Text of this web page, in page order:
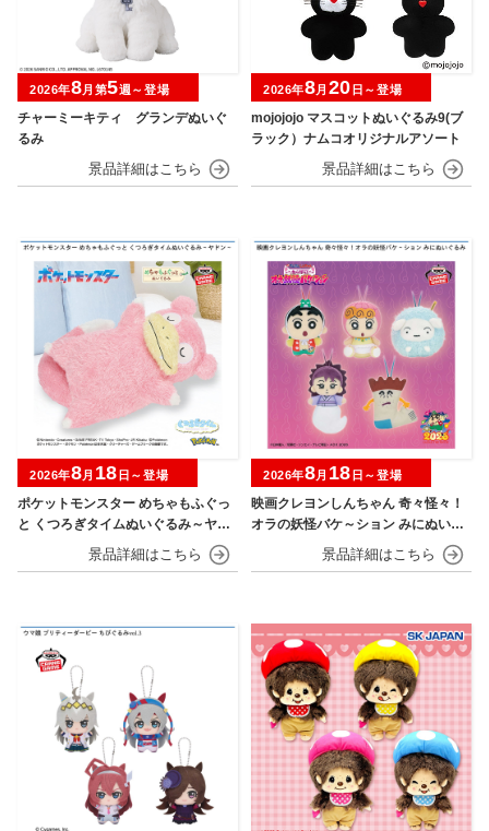
チャーミーキティ グランデぬいぐ
るみ
2026年8月第5週～登場
mojojojo マスコットぬいぐるみ9(ブ
ラック）ナムコオリジナルアソート
2026年8月 20 日～登場
ポケットモンスター めちゃもふぐっ
と くつろぎタイムぬいぐるみ～ヤド
2026年8月 18 日～登場
映画クレヨンしんちゃん 奇々怪々！
オラの妖怪バケ～ション みにぬいぐ
2026年8月 18 日～登場